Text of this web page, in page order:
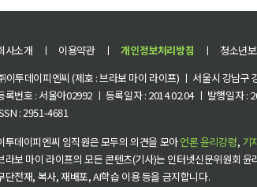
사소개 ㅣ 이용약관 ㅣ 개인정보처리방침 ㅣ 청소년
이투데이피엔씨 (제호 : 브라보 마이 라이프) ㅣ 서울시 강남
록번호 : 서울아02992 ㅣ 등록일자 : 2014.02.04 ㅣ 발행일자 :
: 2951-4681
투데이피엔씨 임직원은 모두의 의견을 모아언론 윤리강령, 기
라보 마이 라이프의 모든 콘텐츠(기사)는 인터넷신문위원회
단전재, 복사, 재배포, AI학습 이용 등을 금지합니다.